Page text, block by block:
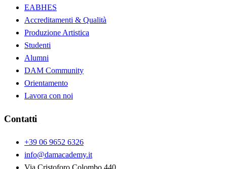
EABHES
Accreditamenti & Qualità
Produzione Artistica
Studenti
Alumni
DAM Community
Orientamento
Lavora con noi
Contatti
+39 06 9652 6326
info@damacademy.it
Via Cristoforo Colombo 440